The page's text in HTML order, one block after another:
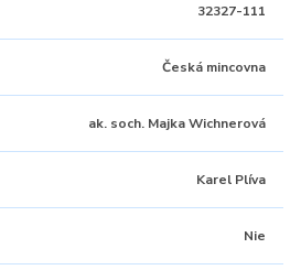
32327-111
Česká mincovna
ak. soch. Majka Wichnerová
Karel Plíva
Nie